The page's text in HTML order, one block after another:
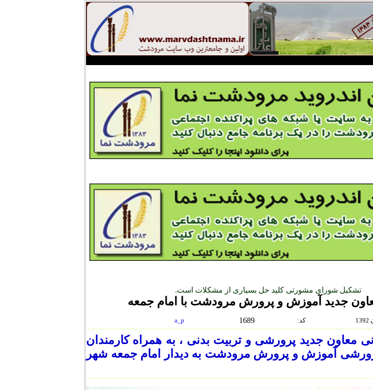
تشکیل شورای مشورتی کلید حل بسیاری از مشکلات است.
جدید آموزش و پرورش مرودشت با امام جمعه
a_p 1689 :كد
معاون جدید پرورشی و تربیت بدنی ، به همراه کارمندان
آموزش و پرورش مرودشت به دیدار امام جمعه شهر